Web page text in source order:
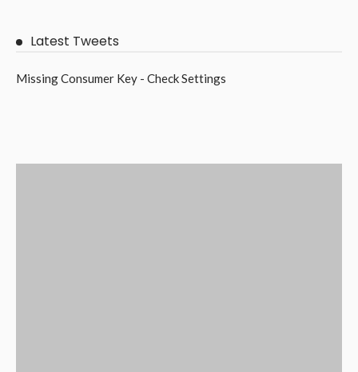
Latest Tweets
Missing Consumer Key - Check Settings